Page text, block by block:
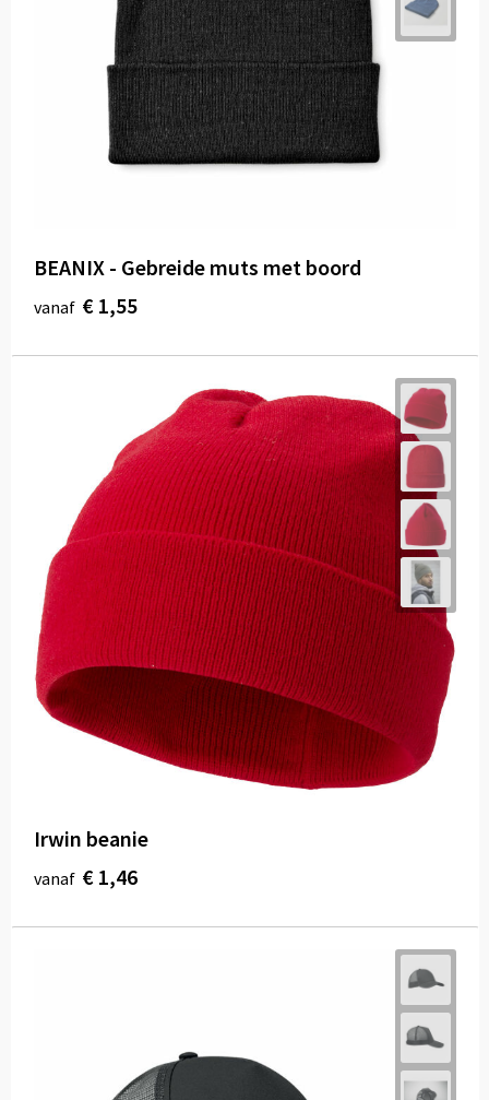
BEANIX - Gebreide muts met boord
vanaf € 1,55
Irwin beanie
vanaf € 1,46